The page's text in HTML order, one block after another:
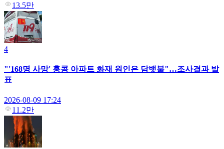
13.5만
4
"'168명 사망' 홍콩 아파트 화재 원인은 담뱃불"…조사결과 발
표
2026-08-09 17:24
11.2만